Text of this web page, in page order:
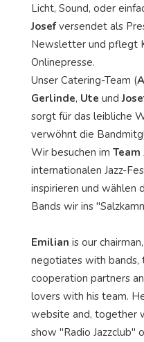
Licht, Sound, oder
Josefversendet als
Newsletter und pflegt
Onlinepresse.
Unser Catering-Team (
Gerlinde, Ute und
sorgt für das leibliche
verwöhnt die
Wir besuchen im Team
internationalen Jazz-
inspirieren und wählen
Bands wir ins
Emilian is our
negotiates with bands,
cooperation partners
lovers with his team.
website and, together
show "Radio Jazzclub"